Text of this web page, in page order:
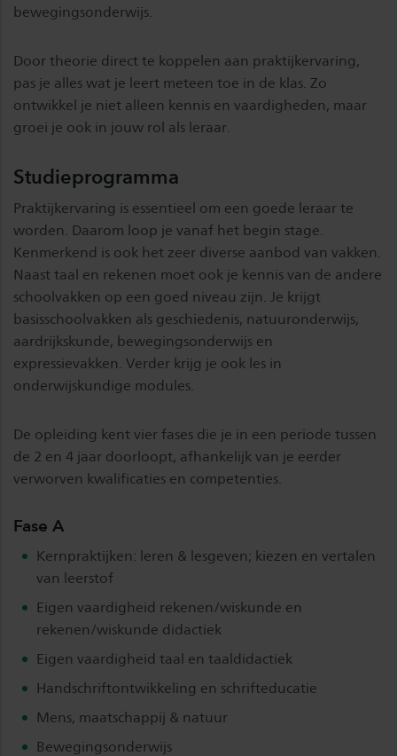
bewegingsonderwijs.
Door theorie direct te koppelen aan praktijkervaring,
pas je alles wat je leert meteen toe in de klas. Zo
ontwikkel je niet alleen kennis en vaardigheden, maar
groei je ook in jouw rol als leraar.
Studieprogramma
Praktijkervaring is essentieel om een goede leraar te
worden. Daarom loop je vanaf het begin stage.
Kenmerkend is ook het zeer diverse aanbod van vakken.
Naast taal en rekenen moet ook je kennis van de andere
schoolvakken op een goed niveau zijn. Je krijgt
basisschoolvakken als geschiedenis, natuuronderwijs,
aardrijkskunde, bewegingsonderwijs en
expressievakken. Verder krijg je ook les in
onderwijskundige modules.
De opleiding kent vier fases die je in een periode tussen
de 2 en 4 jaar doorloopt, afhankelijk van je eerder
verworven kwalificaties en competenties.
Fase A
Kernpraktijken: leren & lesgeven; kiezen en vertalen
van leerstof
Eigen vaardigheid rekenen/wiskunde en
rekenen/wiskunde didactiek
Eigen vaardigheid taal en taaldidactiek
Handschriftontwikkeling en schrifteducatie
Mens, maatschappij & natuur
Bewegingsonderwijs